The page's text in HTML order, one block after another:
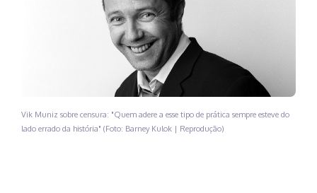
Vik Muniz sobre censura: "Quem adere a esse tipo de prática sempre esteve do
lado errado da história" (Foto: Barney Kulok | Reprodução)